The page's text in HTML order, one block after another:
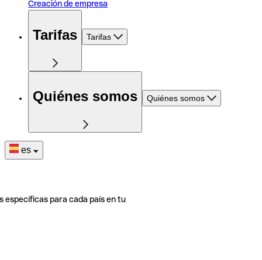
Creación de empresa
Tarifas Tarifas
Quiénes somos Quiénes somos
es
específicas para cada país en tu